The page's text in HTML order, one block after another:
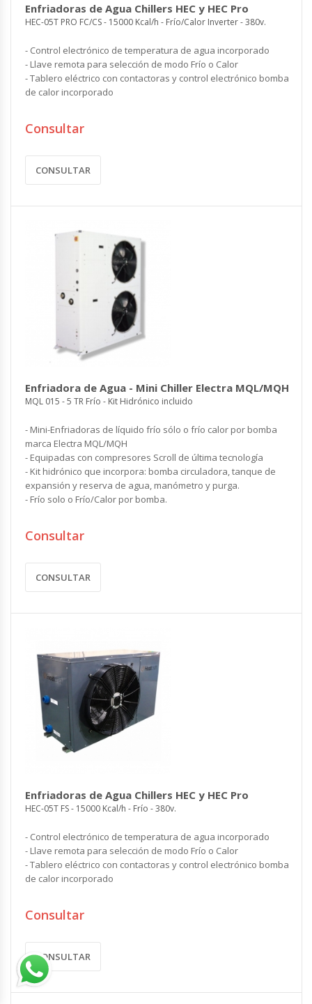
Enfriadoras de Agua Chillers HEC y HEC Pro
HEC-05T PRO FC/CS - 15000 Kcal/h - Frío/Calor Inverter - 380v.
- Control electrónico de temperatura de agua incorporado
- Llave remota para selección de modo Frío o Calor
- Tablero eléctrico con contactoras y control electrónico bomba
de calor incorporado
Consultar
CONSULTAR
Enfriadora de Agua - Mini Chiller Electra MQL/MQH
MQL 015 - 5 TR Frío - Kit Hidrónico incluido
- Mini-Enfriadoras de líquido frío sólo o frío calor por bomba
marca Electra MQL/MQH
- Equipadas con compresores Scroll de última tecnología
- Kit hidrónico que incorpora: bomba circuladora, tanque de
expansión y reserva de agua, manómetro y purga.
- Frío solo o Frío/Calor por bomba.
Consultar
CONSULTAR
Enfriadoras de Agua Chillers HEC y HEC Pro
HEC-05T FS - 15000 Kcal/h - Frío - 380v.
- Control electrónico de temperatura de agua incorporado
- Llave remota para selección de modo Frío o Calor
- Tablero eléctrico con contactoras y control electrónico bomba
de calor incorporado
Consultar
CONSULTAR